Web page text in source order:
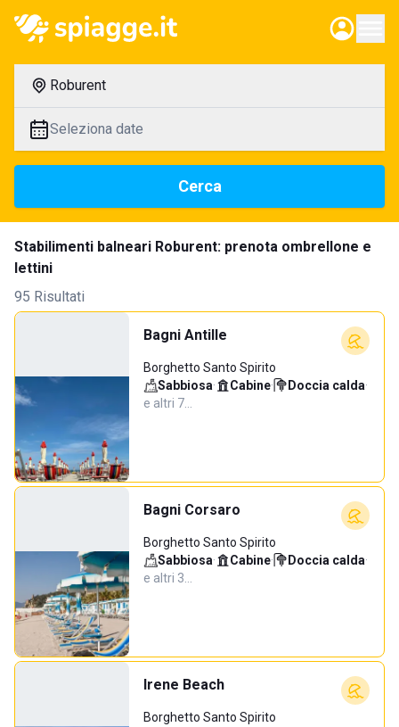
Roburent
Seleziona date
Cerca
Stabilimenti balneari Roburent: prenota ombrellone e
lettini
95 Risultati
Bagni Antille
Borghetto Santo Spirito
Sabbiosa· Cabine· Doccia calda·
e altri 7…
Bagni Corsaro
Borghetto Santo Spirito
Sabbiosa· Cabine· Doccia calda·
e altri 3…
Irene Beach
Borghetto Santo Spirito